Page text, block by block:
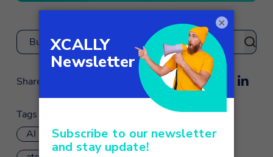
Buscar
Share
Tags
AI
aprendizaje automático
×